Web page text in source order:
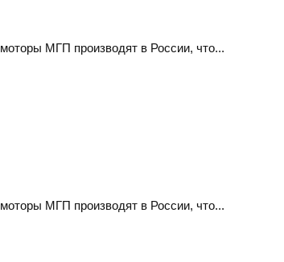
МГП производят в России, что...
МГП производят в России, что...